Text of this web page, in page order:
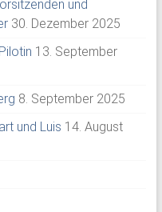
und
30. Dezember 2025
13. September
8. September 2025
und Luis 14. August